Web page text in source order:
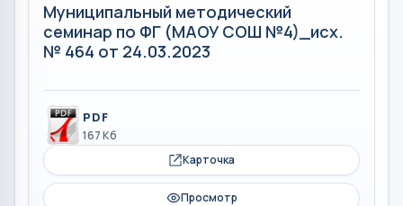
Муниципальный методический
семинар по ФГ (МАОУ СОШ №4)_исх.
№ 464 от 24.03.2023
PDF
167 Кб
Карточка
Просмотр